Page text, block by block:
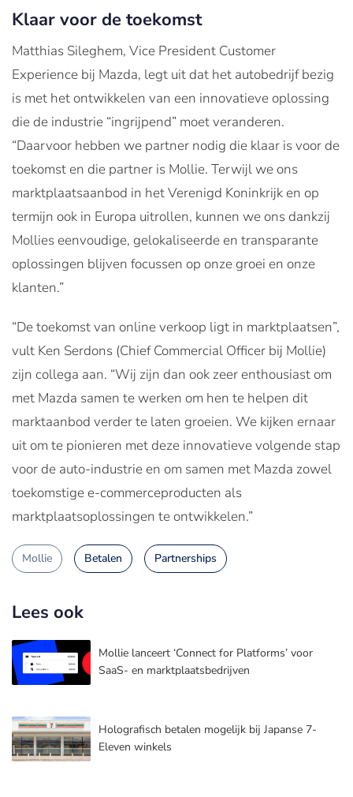
Klaar voor de toekomst
Matthias Sileghem, Vice President Customer
Experience bij Mazda, legt uit dat het autobedrijf bezig
is met het ontwikkelen van een innovatieve oplossing
die de industrie “ingrijpend” moet veranderen.
“Daarvoor hebben we partner nodig die klaar is voor de
toekomst en die partner is Mollie. Terwijl we ons
marktplaatsaanbod in het Verenigd Koninkrijk en op
termijn ook in Europa uitrollen, kunnen we ons dankzij
Mollies eenvoudige, gelokaliseerde en transparante
oplossingen blijven focussen op onze groei en onze
klanten.”
“De toekomst van online verkoop ligt in marktplaatsen”,
vult Ken Serdons (Chief Commercial Officer bij Mollie)
zijn collega aan. “Wij zijn dan ook zeer enthousiast om
met Mazda samen te werken om hen te helpen dit
marktaanbod verder te laten groeien. We kijken ernaar
uit om te pionieren met deze innovatieve volgende stap
voor de auto-industrie en om samen met Mazda zowel
toekomstige e-commerceproducten als
marktplaatsoplossingen te ontwikkelen.”
Mollie Betalen Partnerships
Lees ook
Mollie lanceert ‘Connect for Platforms’ voor
SaaS- en marktplaatsbedrijven
Holografisch betalen mogelijk bij Japanse 7-
Eleven winkels